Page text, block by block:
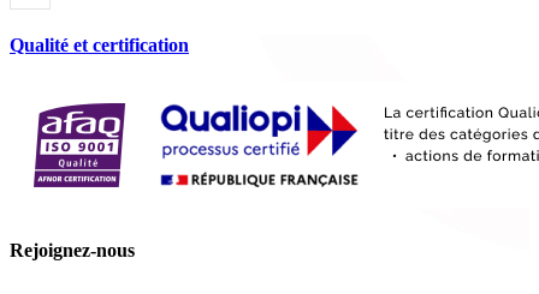
Qualité et certification
Rejoignez-nous